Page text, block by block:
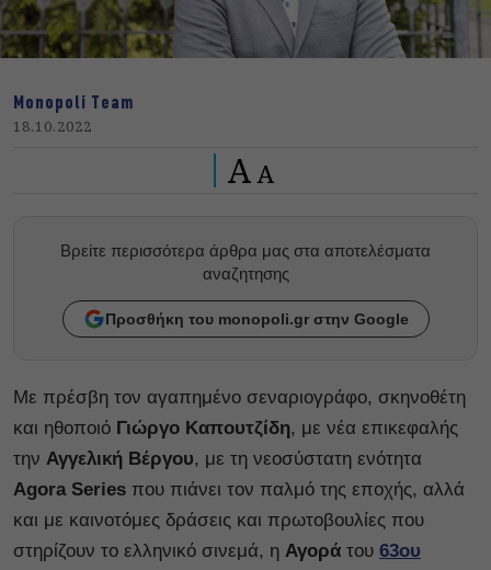
Monopoli Team
18.10.2022
A A
Βρείτε περισσότερα άρθρα μας στα αποτελέσματα
αναζητησης
Προσθήκη του monopoli.gr στην Google
Με πρέσβη τον αγαπημένο σεναριογράφο, σκηνοθέτη
και ηθοποιό Γιώργο Καπουτζίδη, με νέα επικεφαλής
την Αγγελική Βέργου, με τη νεοσύστατη ενότητα
Agora Series που πιάνει τον παλμό της εποχής, αλλά
και με καινοτόμες δράσεις και πρωτοβουλίες που
στηρίζουν το ελληνικό σινεμά, η Αγορά του 63ου